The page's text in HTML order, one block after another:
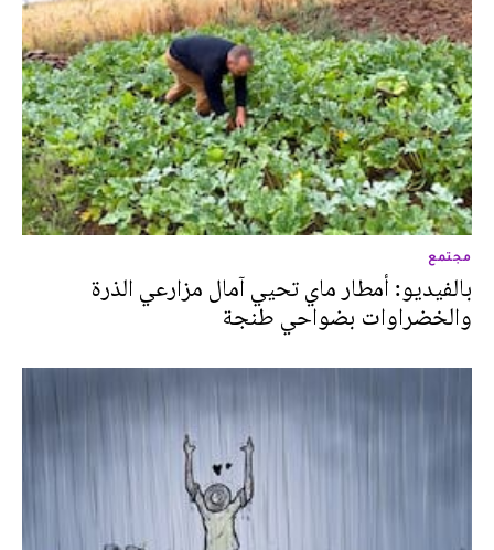
مجتمع
بالفيديو: أمطار ماي تحيي آمال مزارعي الذرة
والخضراوات بضواحي طنجة